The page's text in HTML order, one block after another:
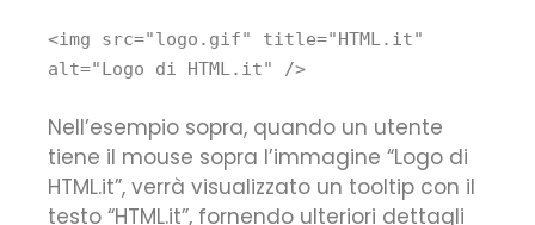
<img src="logo.gif" title="HTML.it"
alt="Logo di HTML.it" />
Nell’esempio sopra, quando un utente
tiene il mouse sopra l’immagine “Logo di
HTML.it”, verrà visualizzato un tooltip con il
testo “HTML.it”, fornendo ulteriori dettagli